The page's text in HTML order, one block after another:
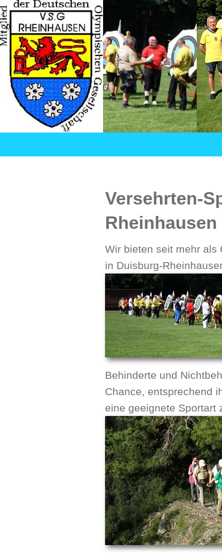
Versehrten-
Rheinhausen
Wir bieten seit mehr als
in Duisburg-
Behinderte und
Chance, entsprechend
eine geeignete Sportart